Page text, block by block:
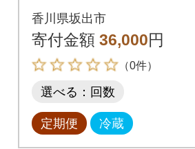
叉焼 1.2kg |日本ハム
焼豚 チャーシュー全3
回
香川県坂出市
寄付金額 36,000円
（0件）
選べる：回数
定期便 冷蔵